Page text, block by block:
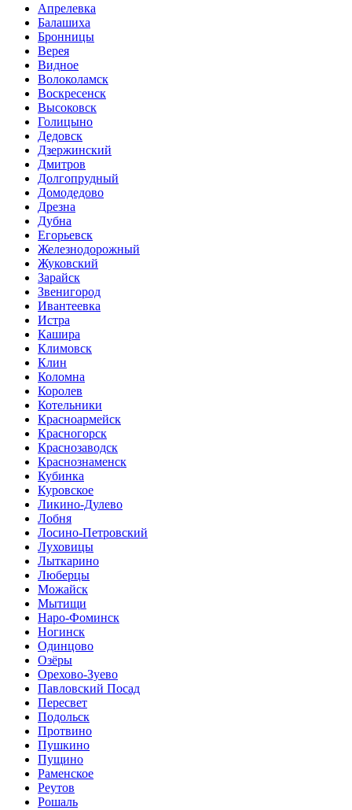
Апрелевка
Балашиха
Бронницы
Верея
Видное
Волоколамск
Воскресенск
Высоковск
Голицыно
Дедовск
Дзержинский
Дмитров
Долгопрудный
Домодедово
Дрезна
Дубна
Егорьевск
Железнодорожный
Жуковский
Зарайск
Звенигород
Ивантеевка
Истра
Кашира
Климовск
Клин
Коломна
Королев
Котельники
Красноармейск
Красногорск
Краснозаводск
Краснознаменск
Кубинка
Куровское
Ликино-Дулево
Лобня
Лосино-Петровский
Луховицы
Лыткарино
Люберцы
Можайск
Мытищи
Наро-Фоминск
Ногинск
Одинцово
Озёры
Орехово-Зуево
Павловский Посад
Пересвет
Подольск
Протвино
Пушкино
Пущино
Раменское
Реутов
Рошаль